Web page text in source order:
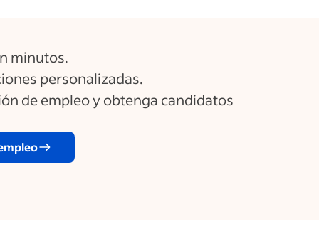
minutos.
personalizadas.
de empleo y obtenga candidatos